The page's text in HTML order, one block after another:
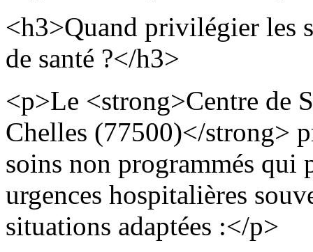
<h3>Quand privilégier les
de santé ?</h3>
<p>Le <strong>Centre de
Chelles (77500)</strong>
soins non programmés qui
urgences hospitalières
situations adaptées :</p>